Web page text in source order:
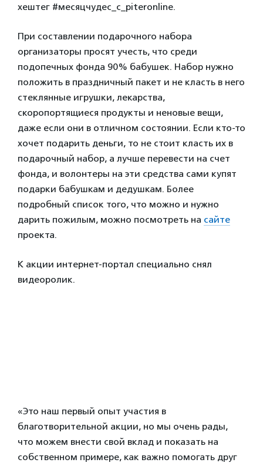
хештег #месяцчудес_с_piteronline.
При составлении подарочного набора
организаторы просят учесть, что среди
подопечных фонда 90% бабушек. Набор нужно
положить в праздничный пакет и не класть в него
стеклянные игрушки, лекарства,
скоропортящиеся продукты и неновые вещи,
даже если они в отличном состоянии. Если кто-то
хочет подарить деньги, то не стоит класть их в
подарочный набор, а лучше перевести на счет
фонда, и волонтеры на эти средства сами купят
подарки бабушкам и дедушкам. Более
подробный список того, что можно и нужно
дарить пожилым, можно посмотреть на сайте
проекта.
К акции интернет-портал специально снял
видеоролик.
«Это наш первый опыт участия в
благотворительной акции, но мы очень рады,
что можем внести свой вклад и показать на
собственном примере, как важно помогать друг